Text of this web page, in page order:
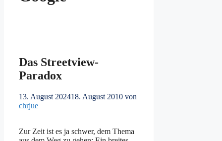
Das Streetview-
Paradox
13. August 202418. August 2010 von
chrjue
Zur Zeit ist es ja schwer, dem Thema